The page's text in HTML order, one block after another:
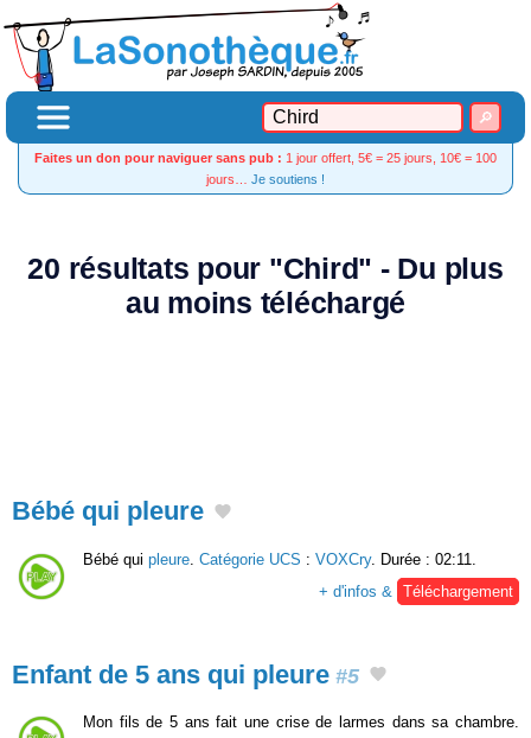
Faites un don pour naviguer sans pub : 1 jour offert, 5€ = 25 jours, 10€ = 100
jours… Je soutiens !
20 résultats pour "Chird" - Du plus
au moins téléchargé
Bébé qui pleure
Bébé qui pleure Catégorie UCS : VOXCry. Durée : 02:11.
+ d'infos &
Téléchargement
Enfant de 5 ans qui pleure #5
Mon fils de 5 ans fait une crise de larmes dans sa chambre.